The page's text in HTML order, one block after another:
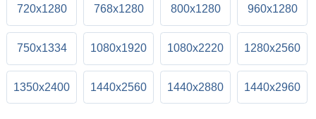
720x1280 768x1280 800x1280 960x1280
750x1334 1080x1920 1080x2220 1280x2560
1350x2400 1440x2560 1440x2880 1440x2960